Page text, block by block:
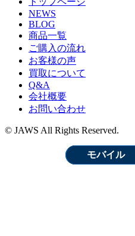
NEWS
BLOG
商品一覧
ご購入の流れ
お客様の声
買取について
Q&A
会社概要
お問い合わせ
© JAWS All Rights Reserved.
モバイル